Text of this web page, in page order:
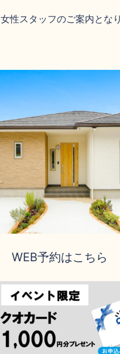
女性スタッフのご案内とな
WEB予約はこちら